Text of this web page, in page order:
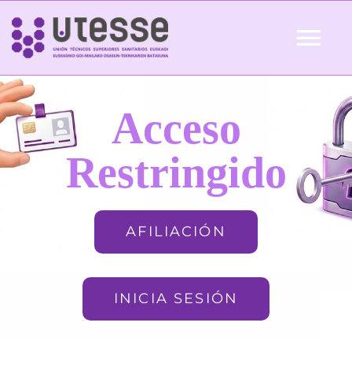
Skip
content
Inicio
QUIÉNES SOMOS Acceso
Restringido
AFILIACIÓN
INICIA SESIÓN